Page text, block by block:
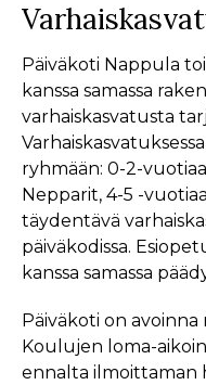
Päiväkoti Nappula
kanssa samassa
varhaiskasvatusta
ryhmään: 0-2-
Nepparit, 4-5 -
täydentävä
päiväkodissa.
kanssa samassa
Päiväkoti on avoinna
Koulujen loma-
ennalta ilmoittaman